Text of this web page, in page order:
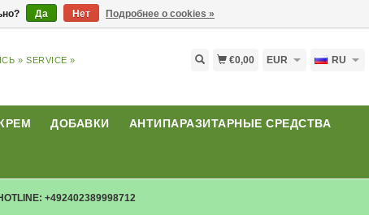
» SERVICE » €0,00 EUR RU
ДОБАВКИ АНТИПАРАЗИТАРНЫЕ СРЕДСТВА
+492402389998712
Да Нет Подробнее о cookies »